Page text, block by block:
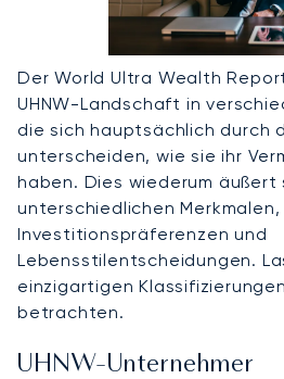
Der World Ultra Wealth
UHNW-Landschaft in
die sich hauptsächlich durch
unterscheiden, wie sie ihr
haben. Dies wiederum äußert
unterschiedlichen Merkmalen,
Investitionspräferenzen und
Lebensstilentscheidungen.
einzigartigen
betrachten.
UHNW-Unternehmer